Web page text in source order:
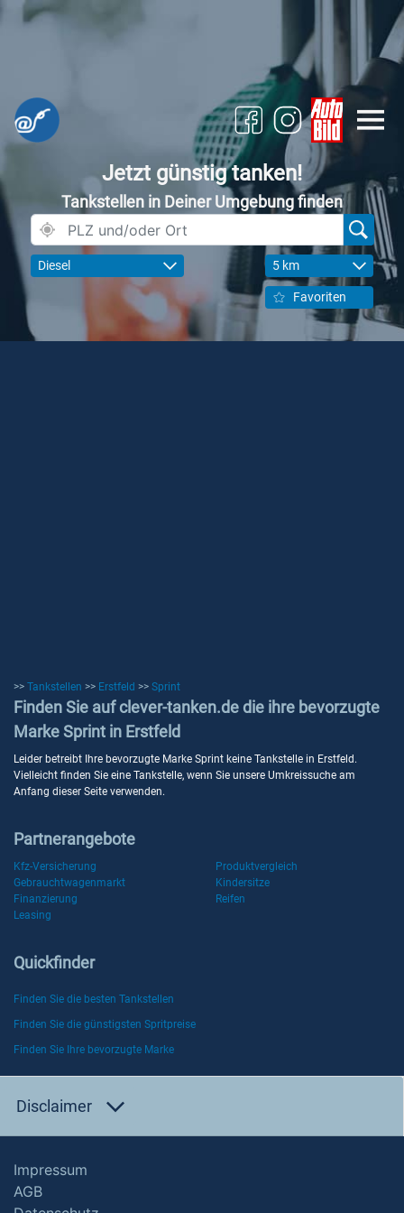
Jetzt günstig tanken!
Tankstellen in Deiner Umgebung finden
Diesel 5 km
Favoriten
>> Tankstellen >> Erstfeld >> Sprint
Finden Sie auf clever-tanken.de die ihre bevorzugte
Marke Sprint in Erstfeld
Leider betreibt Ihre bevorzugte Marke Sprint keine Tankstelle in Erstfeld.
Vielleicht finden Sie eine Tankstelle, wenn Sie unsere Umkreissuche am
Anfang dieser Seite verwenden.
Partnerangebote
Kfz-Versicherung
Produktvergleich
Gebrauchtwagenmarkt
Kindersitze
Finanzierung
Reifen
Leasing
Quickfinder
Finden Sie die besten Tankstellen
Finden Sie die günstigsten Spritpreise
Finden Sie Ihre bevorzugte Marke
Disclaimer
Impressum
AGB